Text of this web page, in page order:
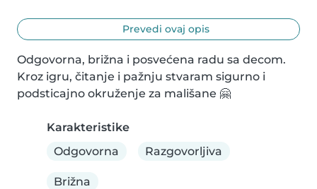
Prevedi ovaj opis
Odgovorna, brižna i posvećena radu sa decom.
Kroz igru, čitanje i pažnju stvaram sigurno i
podsticajno okruženje za mališane 🤗
Karakteristike
Odgovorna
Razgovorljiva
Brižna